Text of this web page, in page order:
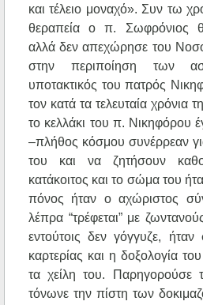
και τέλειο μοναχό». Συν τω
θεραπεία ο π. Σωφρόνιος
αλλά δεν απεχώρησε του
στην περιποίηση των
υποτακτικός του πατρός
τον κατά τα τελευταία χρόνια
το κελλάκι του π. Νικηφόρου
–πλήθος κόσμου συνέρρεαν
του και να ζητήσουν
κατάκοιτος και το σώμα του
πόνος ήταν ο αχώριστος
λέπρα “τρέφεται” με
εντούτοις δεν γόγγυζε,
καρτερίας και η δοξολογία
τα χείλη του. Παρηγορούσε
τόνωνε την πίστη των